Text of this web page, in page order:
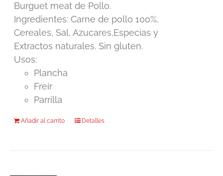
Burguet meat de Pollo.
Ingredientes: Carne de pollo 100%,
Cereales, Sal, Azucares,Especias y
Extractos naturales. Sin gluten.
Usos:
Plancha
Freír
Parrilla
Añadir al carrito Detalles